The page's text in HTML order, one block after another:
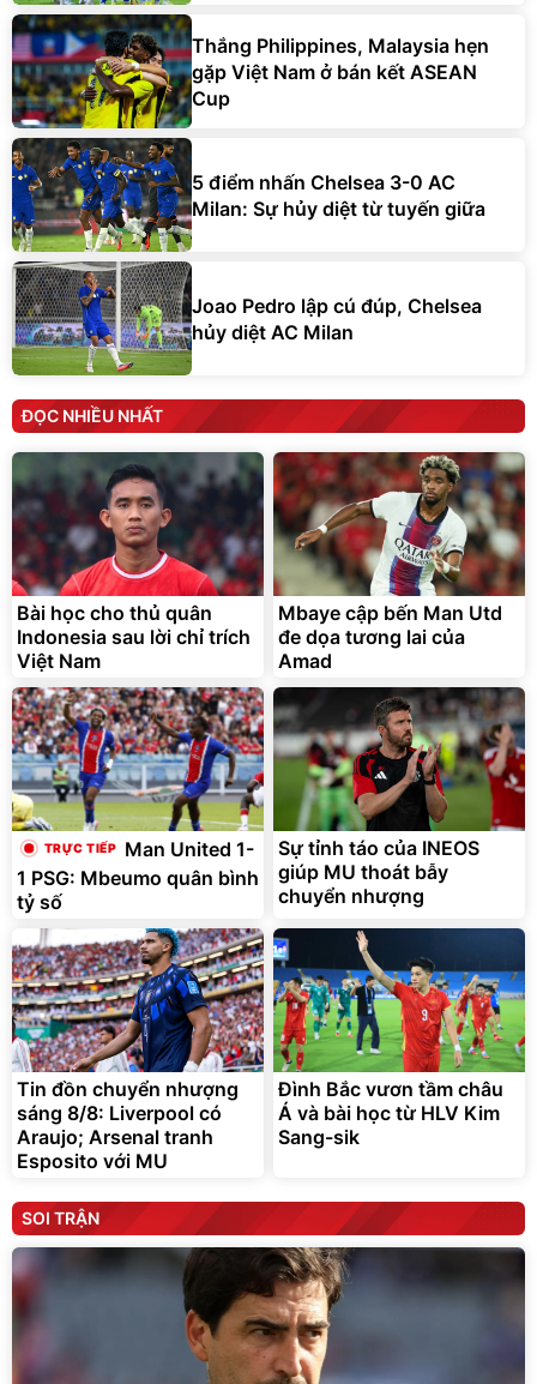
Thắng Philippines, Malaysia hẹn
gặp Việt Nam ở bán kết ASEAN
Cup
5 điểm nhấn Chelsea 3-0 AC
Milan: Sự hủy diệt từ tuyến giữa
Joao Pedro lập cú đúp, Chelsea
hủy diệt AC Milan
ĐỌC NHIỀU NHẤT
Bài học cho thủ quân
Indonesia sau lời chỉ trích
Việt Nam
Mbaye cập bến Man Utd
đe dọa tương lai của
Amad
Man United 1-
1 PSG: Mbeumo quân bình
tỷ số
Sự tỉnh táo của INEOS
giúp MU thoát bẫy
chuyển nhượng
Tin đồn chuyển nhượng
sáng 8/8: Liverpool có
Araujo; Arsenal tranh
Esposito với MU
Đình Bắc vươn tầm châu
Á và bài học từ HLV Kim
Sang-sik
SOI TRẬN